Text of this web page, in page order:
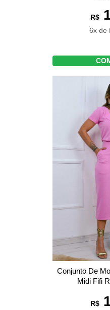
R$
6x de
Conjunto De
Midi Fifi
R$